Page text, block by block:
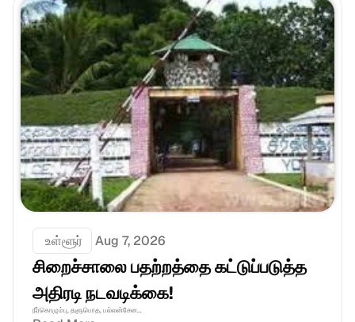
உள்ளூர் Aug 7, 2026
சிறைச்சாலை பதற்றத்தை கட்டுப்படுத்த
அதிரடி நடவடிக்கை!
நீர்கொழும்பு, தளுபொத, பல்லன்சேன...